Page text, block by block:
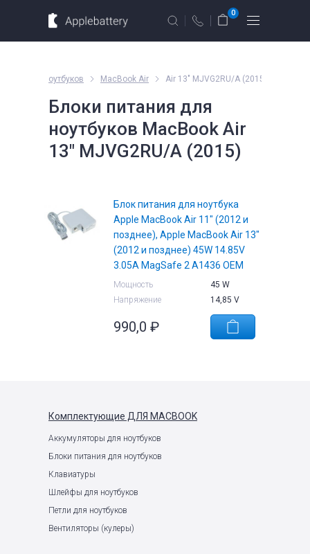
Москва Санкт-Петербург
Семеновская)
10 мин. ходьбы от ст.м. “Семеновская”
+7 495 414 28 79
Пн-Вс:
09.00 - 21.00
оформление
заказов по
телефону
0
Для планшетов
Введите название устройства, модель или серию
для ноутбуков MacBook Air Air 13" MJVG2RU/A (2015)
Блоки питания для
ноутбуков MacBook Air
13" MJVG2RU/A (2015)
Блок питания для ноутбука
Apple MacBook Air 11" (2012 и
позднее), Apple MacBook Air 13"
(2012 и позднее) 45W 14.85V
3.05A MagSafe 2 A1436 OEM
Мощность
45 W
Напряжение
14,85 V
990,0 ₽
Комплектующие ДЛЯ MACBOOK
Аккумуляторы для ноутбуков
Блоки питания для ноутбуков
Клавиатуры
Шлейфы для ноутбуков
Петли для ноутбуков
Вентиляторы (кулеры)